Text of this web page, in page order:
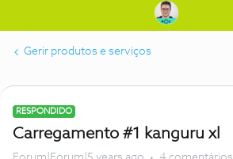
Gerir produtos e serviços
RESPONDIDO
Carregamento #1 kanguru xl